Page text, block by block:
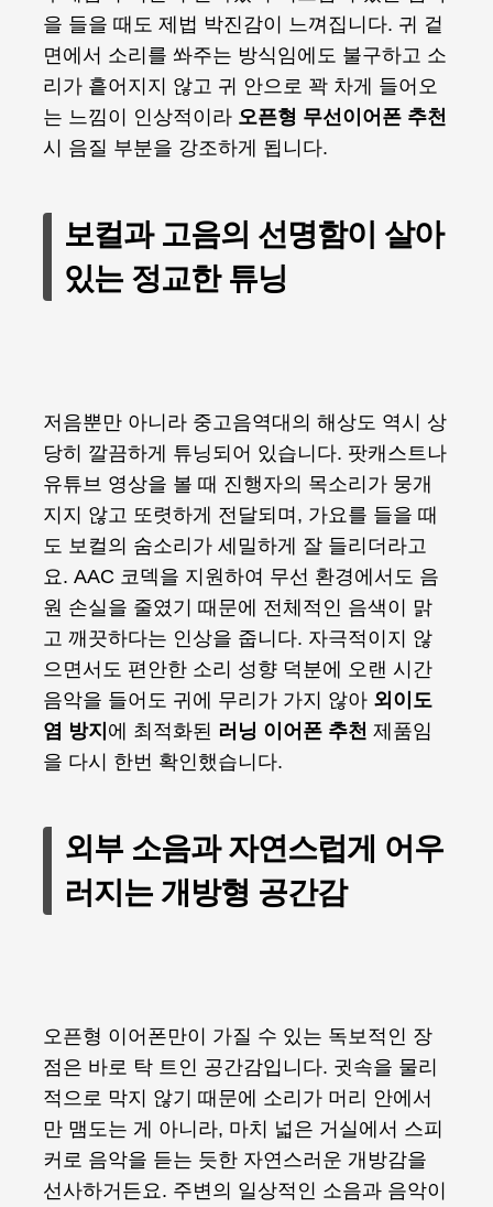
을 들을 때도 제법 박진감이 느껴집니다. 귀 겉
면에서 소리를 쏴주는 방식임에도 불구하고 소
리가 흩어지지 않고 귀 안으로 꽉 차게 들어오
는 느낌이 인상적이라 오픈형 무선이어폰 추천
시 음질 부분을 강조하게 됩니다.
보컬과 고음의 선명함이 살아
있는 정교한 튜닝
저음뿐만 아니라 중고음역대의 해상도 역시 상
당히 깔끔하게 튜닝되어 있습니다. 팟캐스트나
유튜브 영상을 볼 때 진행자의 목소리가 뭉개
지지 않고 또렷하게 전달되며, 가요를 들을 때
도 보컬의 숨소리가 세밀하게 잘 들리더라고
요. AAC 코덱을 지원하여 무선 환경에서도 음
원 손실을 줄였기 때문에 전체적인 음색이 맑
고 깨끗하다는 인상을 줍니다. 자극적이지 않
으면서도 편안한 소리 성향 덕분에 오랜 시간
음악을 들어도 귀에 무리가 가지 않아 외이도
염 방지 에 최적화된 러닝 이어폰 추천 제품임
을 다시 한번 확인했습니다.
외부 소음과 자연스럽게 어우
러지는 개방형 공간감
오픈형 이어폰만이 가질 수 있는 독보적인 장
점은 바로 탁 트인 공간감입니다. 귓속을 물리
적으로 막지 않기 때문에 소리가 머리 안에서
만 맴도는 게 아니라, 마치 넓은 거실에서 스피
커로 음악을 듣는 듯한 자연스러운 개방감을
선사하거든요. 주변의 일상적인 소음과 음악이